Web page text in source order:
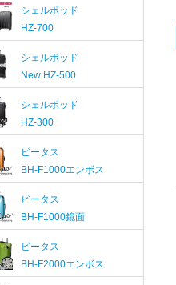
シェルポッド
HZ-700
シェルポッド
New HZ-500
シェルポッド
HZ-300
ビータス
BH-F1000エンボス
ビータス
BH-F1000鏡面
ビータス
BH-F2000エンボス